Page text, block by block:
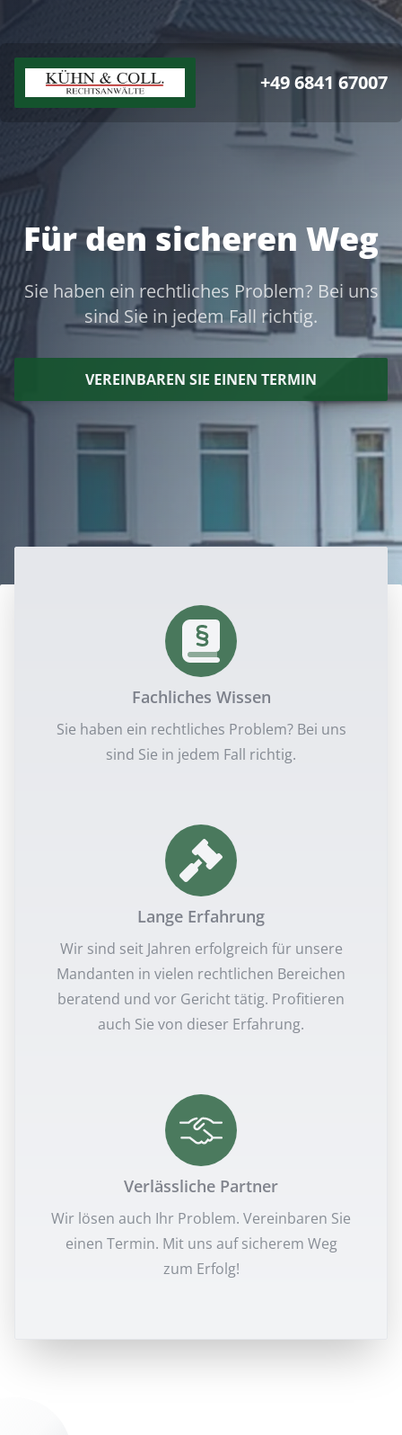
+49 6841 67007
Für den sicheren Weg
Sie haben ein rechtliches Problem? Bei uns
sind Sie in jedem Fall richtig.
VEREINBAREN SIE EINEN TERMIN
Fachliches Wissen
Sie haben ein rechtliches Problem? Bei uns
sind Sie in jedem Fall richtig.
Lange Erfahrung
Wir sind seit Jahren erfolgreich für unsere
Mandanten in vielen rechtlichen Bereichen
beratend und vor Gericht tätig. Profitieren
auch Sie von dieser Erfahrung.
Verlässliche Partner
Wir lösen auch Ihr Problem. Vereinbaren Sie
einen Termin. Mit uns auf sicherem Weg
zum Erfolg!